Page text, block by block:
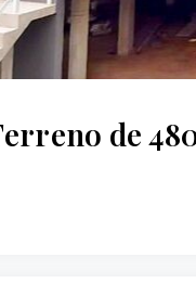
de